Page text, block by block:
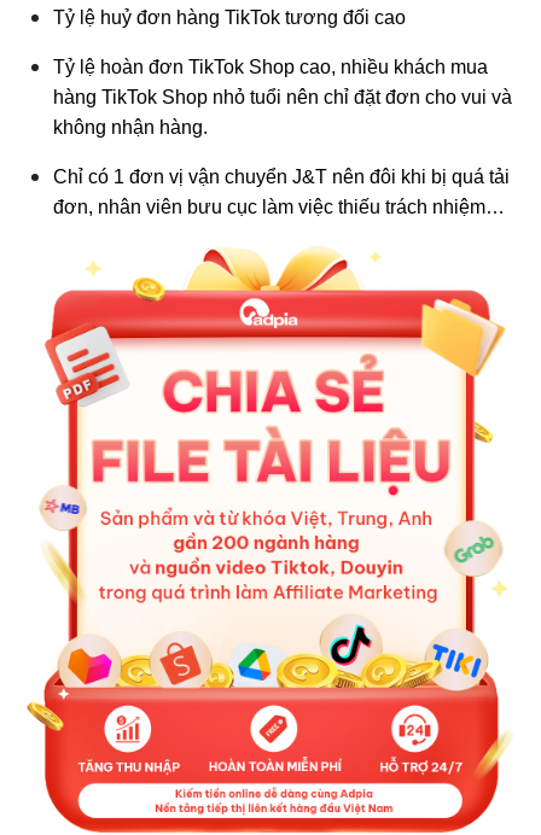
Tỷ lệ huỷ đơn hàng TikTok tương đối cao
Tỷ lệ hoàn đơn TikTok Shop cao, nhiều khách mua
hàng TikTok Shop nhỏ tuổi nên chỉ đặt đơn cho vui và
không nhận hàng.
Chỉ có 1 đơn vị vận chuyển J&T nên đôi khi bị quá tải
đơn, nhân viên bưu cục làm việc thiếu trách nhiệm…